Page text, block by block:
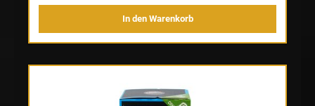
In den Warenkorb